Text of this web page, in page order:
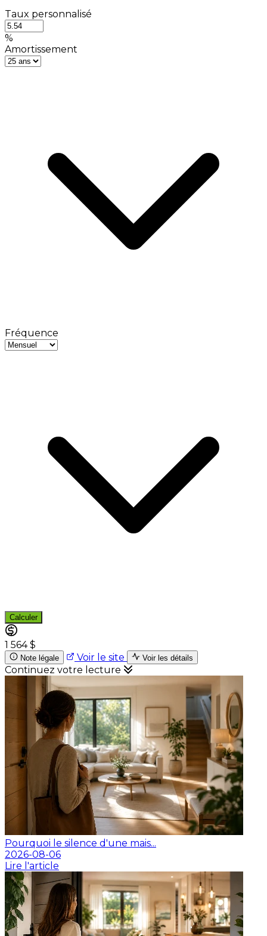
Taux personnalisé
%
Amortissement
Fréquence
Calculer
1 564 $
Note légale Voir le site Voir les détails
Continuez votre lecture
Pourquoi le silence d'une mais...
2026-08-06
Lire l'article